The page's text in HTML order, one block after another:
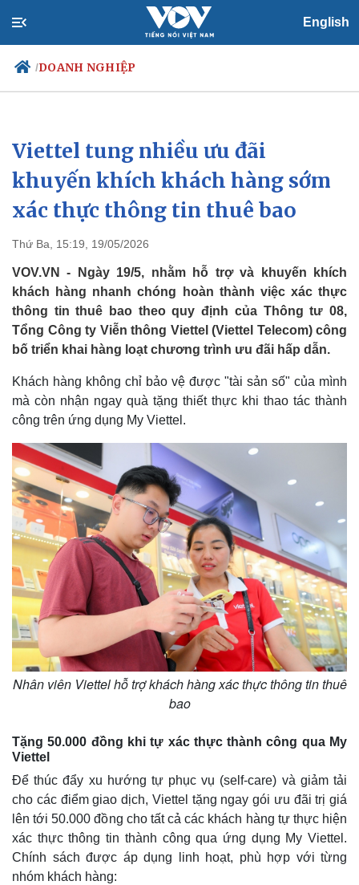
English
/DOANH NGHIỆP
Chính trị
Đảng
Tổ chức nhân sự
Quốc hội
Nhận diện sự thật
Xã hội
Tin 24h
Dự báo thời tiết
Giáo dục
Viettel tung nhiều ưu đãi
khuyến khích khách hàng sớm
xác thực thông tin thuê bao
Thứ Ba, 15:19, 19/05/2026
VOV.VN - Ngày 19/5, nhằm hỗ trợ và khuyến khích
khách hàng nhanh chóng hoàn thành việc xác thực
thông tin thuê bao theo quy định của Thông tư 08,
Tổng Công ty Viễn thông Viettel (Viettel Telecom) công
bố triển khai hàng loạt chương trình ưu đãi hấp dẫn.
Khách hàng không chỉ bảo vệ được "tài sản số" của mình
mà còn nhận ngay quà tặng thiết thực khi thao tác thành
công trên ứng dụng My Viettel.
Nhân viên Viettel hỗ trợ khách hàng xác thực thông tin thuê
bao
Tặng 50.000 đồng khi tự xác thực thành công qua My
Viettel
Để thúc đẩy xu hướng tự phục vụ (self-care) và giảm tải
cho các điểm giao dịch, Viettel tặng ngay gói ưu đãi trị giá
lên tới 50.000 đồng cho tất cả các khách hàng tự thực hiện
xác thực thông tin thành công qua ứng dụng My Viettel.
Chính sách được áp dụng linh hoạt, phù hợp với từng
nhóm khách hàng: